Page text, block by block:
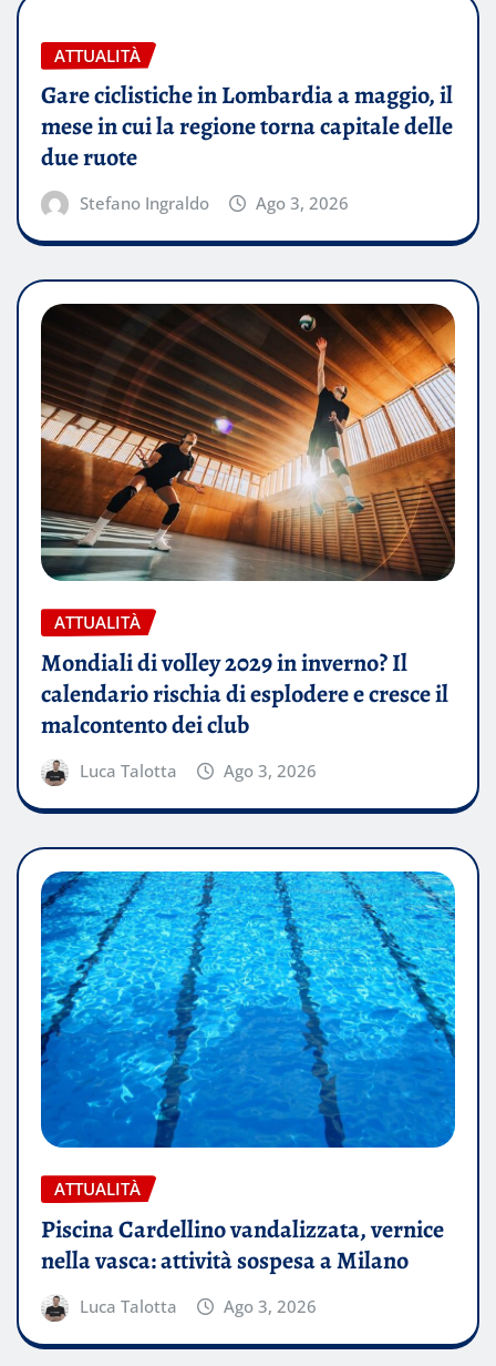
ATTUALITÀ
Gare ciclistiche in Lombardia a maggio, il
mese in cui la regione torna capitale delle
due ruote
Stefano Ingraldo Ago 3, 2026
ATTUALITÀ
Mondiali di volley 2029 in inverno? Il
calendario rischia di esplodere e cresce il
malcontento dei club
Luca Talotta Ago 3, 2026
ATTUALITÀ
Piscina Cardellino vandalizzata, vernice
nella vasca: attività sospesa a Milano
Luca Talotta Ago 3, 2026